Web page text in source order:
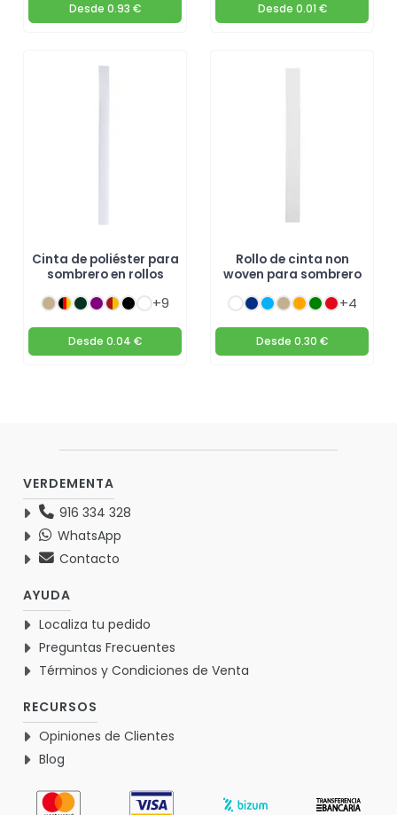
Desde 0.93 € Desde 0.01 €
Cinta de poliéster para
sombrero en rollos
+9
Desde 0.04 €
Rollo de cinta non
woven para sombrero
+4
Desde 0.30 €
VERDEMENTA
916 334 328
WhatsApp
Contacto
AYUDA
Localiza tu pedido
Preguntas Frecuentes
Términos y Condiciones de Venta
RECURSOS
Opiniones de Clientes
Blog